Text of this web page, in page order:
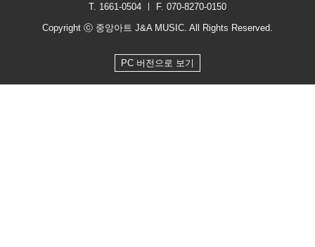
T. 1661-0504 ㅣ F. 070-8270-0150
Copyright ⓒ 중앙아트 J&A MUSIC. All Rights Reserved.
PC 버전으로 보기